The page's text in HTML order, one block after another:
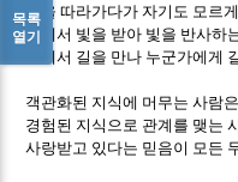
빛을 따라가다가 자기도 모르
빛에서 빛을 받아 빛을 반사하
길에서 길을 만나 누군가에게
객관화된 지식에 머무는 사람
경험된 지식으로 관계를 맺는
사랑받고 있다는 믿음이 모든
목록
열기